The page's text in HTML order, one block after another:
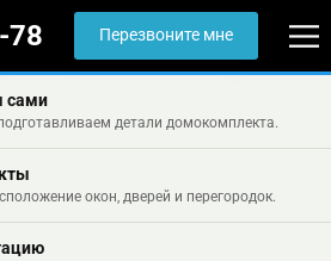
78 Перезвоните мне
сами
детали домокомплекта.
окон, дверей и перегородок.